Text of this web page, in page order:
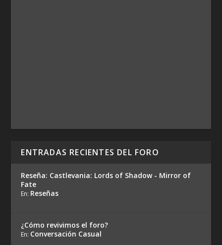
ENTRADAS RECIENTES DEL FORO
Reseña: Castlevania: Lords of Shadow - Mirror of
Fate
En: Reseñas
¿Cómo revivimos el foro?
En: Conversación Casual